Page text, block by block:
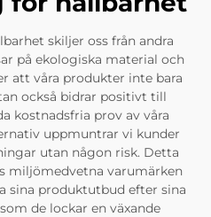
skiljer oss från andra
på ekologiska material och
att våra produkter inte bara
också bidrar positivt till
kostnadsfria prov av våra
uppmuntrar vi kunder
utan någon risk. Detta
miljömedvetna varumärken
sina produktutbud efter sina
de lockar en växande